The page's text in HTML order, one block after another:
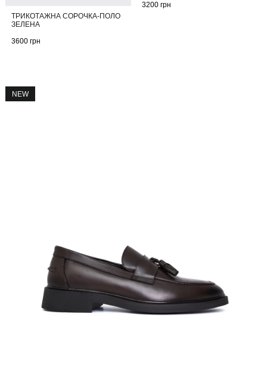
ТРИКОТАЖНА СОРОЧКА-ПОЛО
ЗЕЛЕНА
3600 грн
3200 грн
NEW